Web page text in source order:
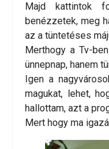
Majd kattintok
benézzetek, meg
az a tüntetéses
Merthogy a Tv-
ünnepnap, hanem
Igen a
magukat, lehet,
hallottam, azt a
Mert hogy ma